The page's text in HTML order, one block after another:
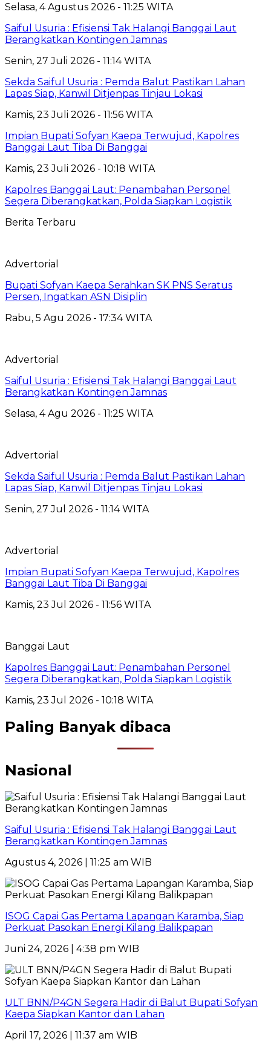
Selasa, 4 Agustus 2026 - 11:25 WITA
Saiful Usuria : Efisiensi Tak Halangi Banggai Laut
Berangkatkan Kontingen Jamnas
Senin, 27 Juli 2026 - 11:14 WITA
Sekda Saiful Usuria : Pemda Balut Pastikan Lahan
Lapas Siap, Kanwil Ditjenpas Tinjau Lokasi
Kamis, 23 Juli 2026 - 11:56 WITA
Impian Bupati Sofyan Kaepa Terwujud, Kapolres
Banggai Laut Tiba Di Banggai
Kamis, 23 Juli 2026 - 10:18 WITA
Kapolres Banggai Laut: Penambahan Personel
Segera Diberangkatkan, Polda Siapkan Logistik
Berita Terbaru
Advertorial
Bupati Sofyan Kaepa Serahkan SK PNS Seratus
Persen, Ingatkan ASN Disiplin
Rabu, 5 Agu 2026 - 17:34 WITA
Advertorial
Saiful Usuria : Efisiensi Tak Halangi Banggai Laut
Berangkatkan Kontingen Jamnas
Selasa, 4 Agu 2026 - 11:25 WITA
Advertorial
Sekda Saiful Usuria : Pemda Balut Pastikan Lahan
Lapas Siap, Kanwil Ditjenpas Tinjau Lokasi
Senin, 27 Jul 2026 - 11:14 WITA
Advertorial
Impian Bupati Sofyan Kaepa Terwujud, Kapolres
Banggai Laut Tiba Di Banggai
Kamis, 23 Jul 2026 - 11:56 WITA
Banggai Laut
Kapolres Banggai Laut: Penambahan Personel
Segera Diberangkatkan, Polda Siapkan Logistik
Kamis, 23 Jul 2026 - 10:18 WITA
Paling Banyak dibaca
Nasional
Saiful Usuria : Efisiensi Tak Halangi Banggai Laut
Berangkatkan Kontingen Jamnas
Agustus 4, 2026 | 11:25 am WIB
ISOG Capai Gas Pertama Lapangan Karamba, Siap
Perkuat Pasokan Energi Kilang Balikpapan
Juni 24, 2026 | 4:38 pm WIB
ULT BNN/P4GN Segera Hadir di Balut Bupati Sofyan
Kaepa Siapkan Kantor dan Lahan
April 17, 2026 | 11:37 am WIB